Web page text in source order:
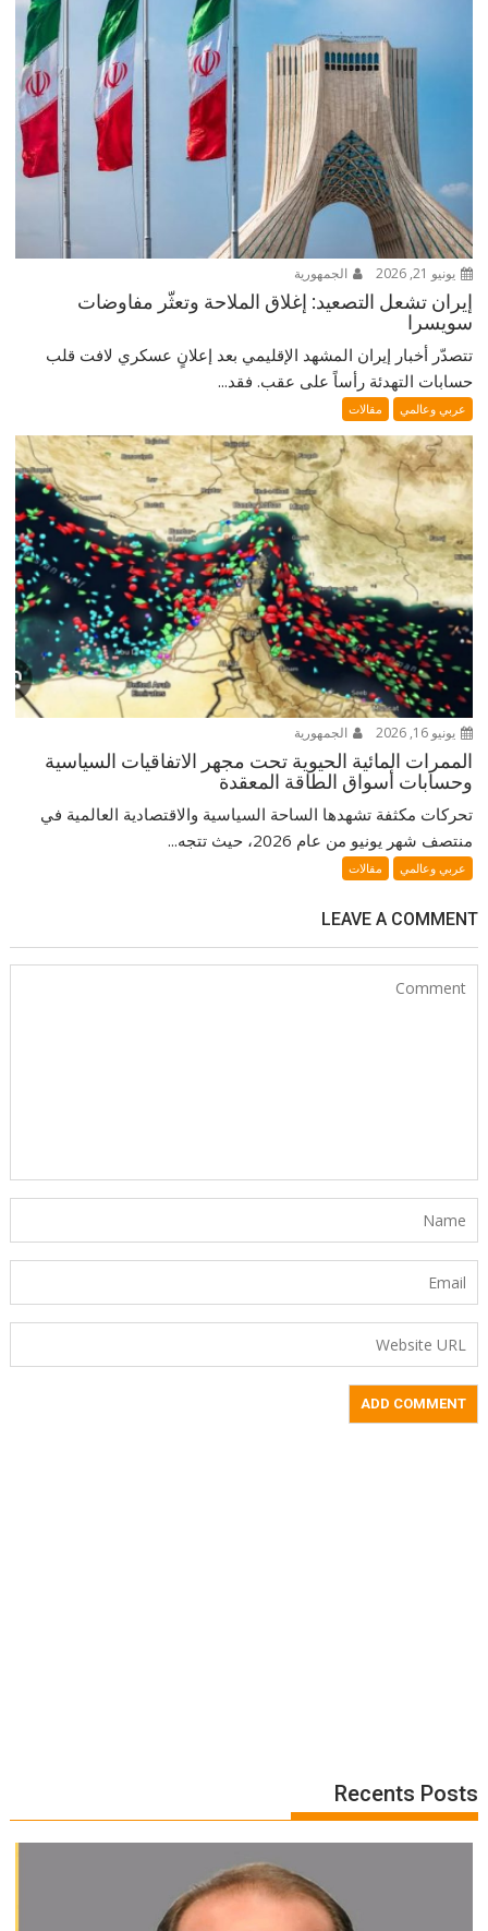
يونيو 21, 2026 الجمهورية
إيران تشعل التصعيد: إغلاق الملاحة وتعثّر مفاوضات
سويسرا
تتصدّر أخبار إيران المشهد الإقليمي بعد إعلانٍ عسكري لافت قلب
حسابات التهدئة رأساً على عقب. فقد...
عربي وعالمي مقالات
يونيو 16, 2026 الجمهورية
الممرات المائية الحيوية تحت مجهر الاتفاقيات السياسية
وحسابات أسواق الطاقة المعقدة
تحركات مكثفة تشهدها الساحة السياسية والاقتصادية العالمية في
منتصف شهر يونيو من عام 2026، حيث تتجه...
عربي وعالمي مقالات
LEAVE A COMMENT
Recents Posts